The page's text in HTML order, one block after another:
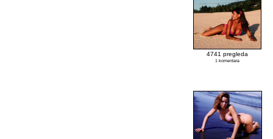
4741 pregleda
1 komentara